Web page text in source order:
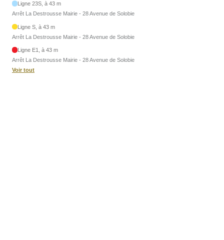
Ligne 23S, à 43 m
Arrêt La Destrousse Mairie - 28 Avenue de Solobie
Ligne S, à 43 m
Arrêt La Destrousse Mairie - 28 Avenue de Solobie
Ligne E1, à 43 m
Arrêt La Destrousse Mairie - 28 Avenue de Solobie
Voir tout